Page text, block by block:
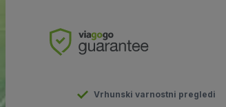
Vrhunski varnostni pregledi